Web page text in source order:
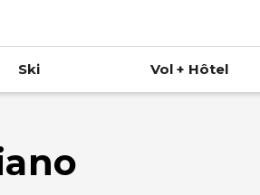
Ski Vol + Hôtel